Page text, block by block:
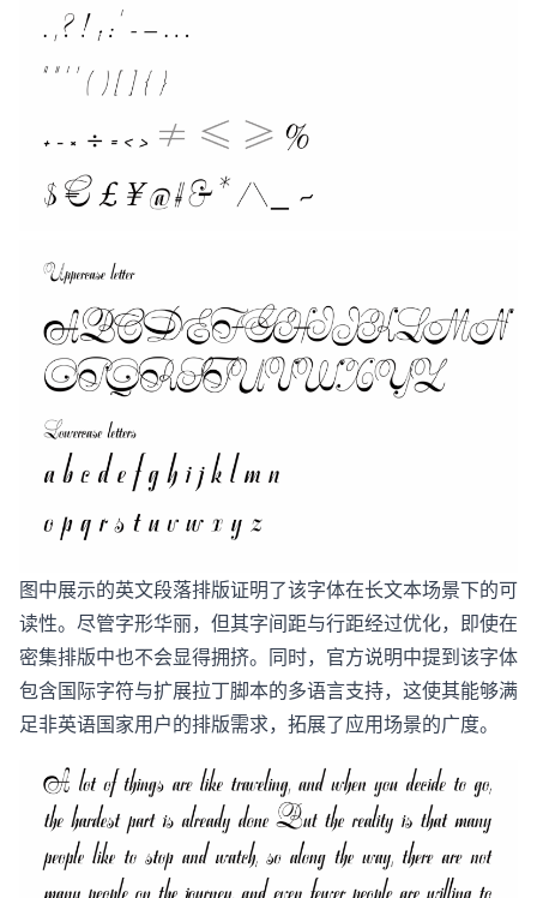
​图中展示的英文段落排版证明了该字体在长文本场景下的可
读性。尽管字形华丽，但其字间距与行距经过优化，即使在
密集排版中也不会显得拥挤。同时，官方说明中提到该字体
包含国际字符与扩展拉丁脚本的多语言支持，这使其能够满
足非英语国家用户的排版需求，拓展了应用场景的广度。